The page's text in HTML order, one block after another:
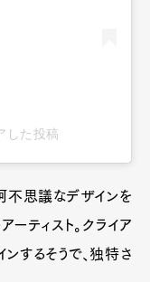
した投稿
不思議なデザインを
ティスト。クライア
するそうで、独特さ